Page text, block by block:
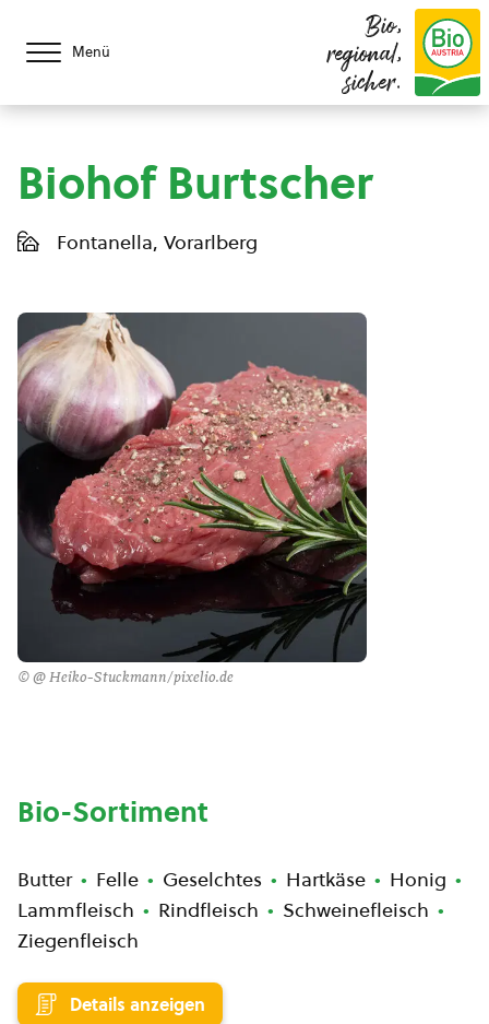
Menü
Bio,
regional,
sicher.
Biohof Burtscher
Fontanella, Vorarlberg
© @ Heiko-Stuckmann/pixelio.de
Bio-Sortiment
Butter Felle Geselchtes Hartkäse
Honig
Lammfleisch
Rindfleisch
Schweinefleisch
Ziegenfleisch
Details anzeigen